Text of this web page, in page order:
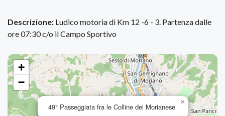
Descrizione: Ludico motoria di Km 12 -6 - 3. Partenza dalle
ore 07:30 c/o il Campo Sportivo
49° Passeggiata fra le Colline del Morianese
×
+
−